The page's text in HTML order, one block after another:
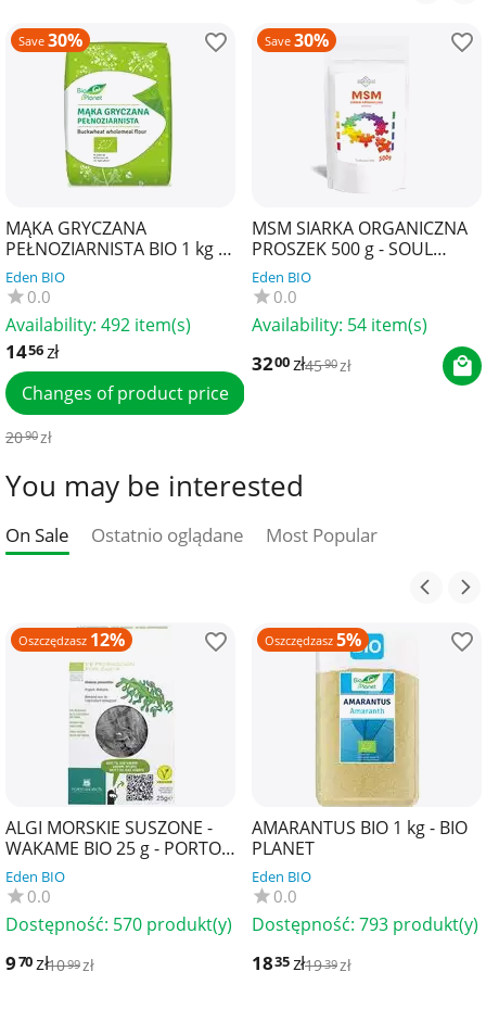
Save 30%
MĄKA GRYCZANA
PEŁNOZIARNISTA BIO 1 kg -
BIO PLANET
Eden BIO
0.0
Availability: 492 item(s)
1456zł
Changes of product price
2090zł
Save 30%
MSM SIARKA ORGANICZNA
PROSZEK 500 g - SOUL
FARM
Eden BIO
0.0
Availability: 54 item(s)
3200zł4590zł
You may be interested
On Sale Ostatnio oglądane Most Popular
Oszczędzasz 12%
ALGI MORSKIE SUSZONE -
WAKAME BIO 25 g - PORTO
MUINOS
Eden BIO
0.0
Dostępność: 570 produkt(y)
970zł1099zł
Oszczędzasz 5%
AMARANTUS BIO 1 kg - BIO
PLANET
Eden BIO
0.0
Dostępność: 793 produkt(y)
1835zł1939zł